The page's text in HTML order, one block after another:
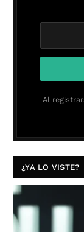
Al
¿YA LO VISTE?